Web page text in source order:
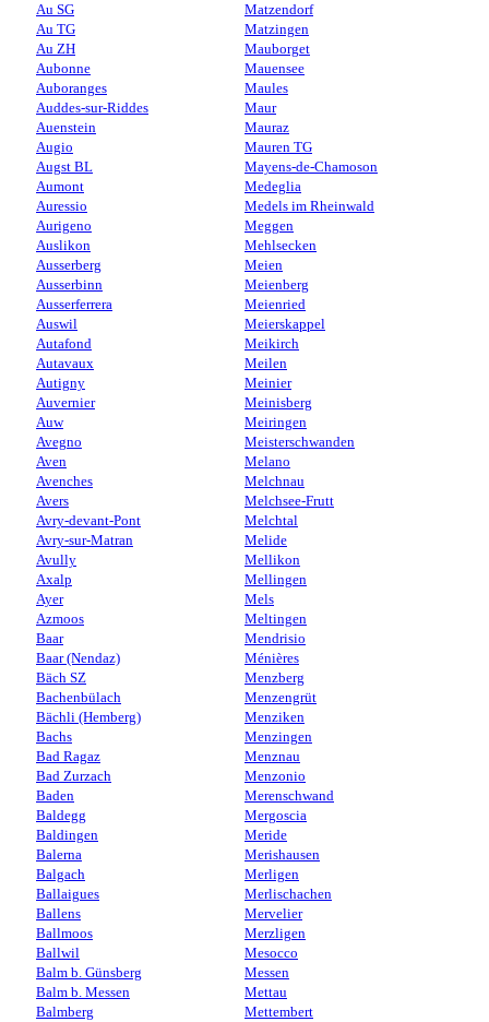
Au SG
Au TG
Au ZH
Aubonne
Auboranges
Auddes-sur-Riddes
Auenstein
Augio
Augst BL
Aumont
Auressio
Aurigeno
Auslikon
Ausserberg
Ausserbinn
Ausserferrera
Auswil
Autafond
Autavaux
Autigny
Auvernier
Auw
Avegno
Aven
Avenches
Avers
Avry-devant-Pont
Avry-sur-Matran
Avully
Axalp
Ayer
Azmoos
Baar
Baar (Nendaz)
Bäch SZ
Bachenbülach
Bächli (Hemberg)
Bachs
Bad Ragaz
Bad Zurzach
Baden
Baldegg
Baldingen
Balerna
Balgach
Ballaigues
Ballens
Ballmoos
Ballwil
Balm b. Günsberg
Balm b. Messen
Balmberg
Matzendorf
Matzingen
Mauborget
Mauensee
Maules
Maur
Mauraz
Mauren TG
Mayens-de-Chamoson
Medeglia
Medels im Rheinwald
Meggen
Mehlsecken
Meien
Meienberg
Meienried
Meierskappel
Meikirch
Meilen
Meinier
Meinisberg
Meiringen
Meisterschwanden
Melano
Melchnau
Melchsee-Frutt
Melchtal
Melide
Mellikon
Mellingen
Mels
Meltingen
Mendrisio
Ménières
Menzberg
Menzengrüt
Menziken
Menzingen
Menznau
Menzonio
Merenschwand
Mergoscia
Meride
Merishausen
Merligen
Merlischachen
Mervelier
Merzligen
Mesocco
Messen
Mettau
Mettembert